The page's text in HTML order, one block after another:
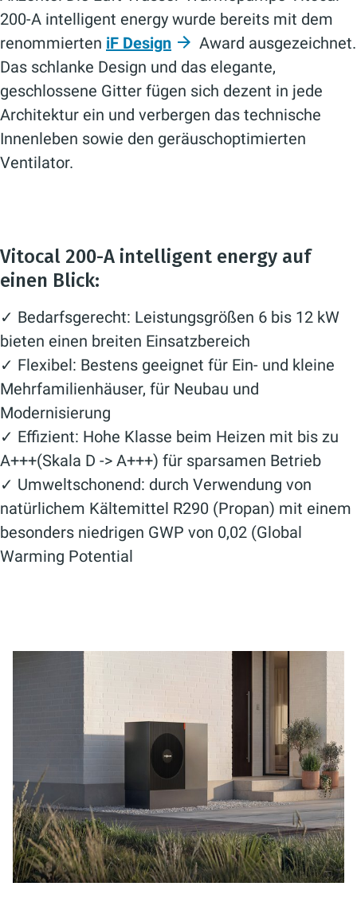
200-A intelligent energy wurde bereits mit dem
renommierten iF Design
Award ausgezeichnet.
Das schlanke Design und das elegante,
geschlossene Gitter fügen sich dezent in jede
Architektur ein und verbergen das technische
Innenleben sowie den geräuschoptimierten
Ventilator.
Vitocal 200-A intelligent energy auf
einen Blick:
✓ Bedarfsgerecht: Leistungsgrößen 6 bis 12 kW
bieten einen breiten Einsatzbereich
✓ Flexibel: Bestens geeignet für Ein- und kleine
Mehrfamilienhäuser, für Neubau und
Modernisierung
✓ Effizient: Hohe Klasse beim Heizen mit bis zu
A+++(Skala D -> A+++) für sparsamen Betrieb
✓ Umweltschonend: durch Verwendung von
natürlichem Kältemittel R290 (Propan) mit einem
besonders niedrigen GWP von 0,02 (Global
Warming Potential